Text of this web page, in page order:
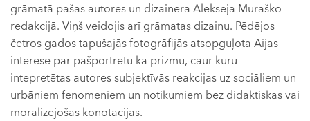
grāmatā pašas autores un dizainera Alekseja Muraško
redakcijā. Viņš veidojis arī grāmatas dizainu. Pēdējos
četros gados tapušajās fotogrāfijās atsopguļota Aijas
interese par pašportretu kā prizmu, caur kuru
intepretētas autores subjektīvās reakcijas uz sociāliem un
urbāniem fenomeniem un notikumiem bez didaktiskas vai
moralizējošas konotācijas.